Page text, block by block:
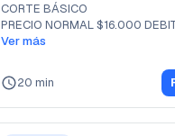
CORTE BÁSICO
PRECIO NORMAL $16.000
PROMOCIÓN EN $8.000
Ver más
20 min